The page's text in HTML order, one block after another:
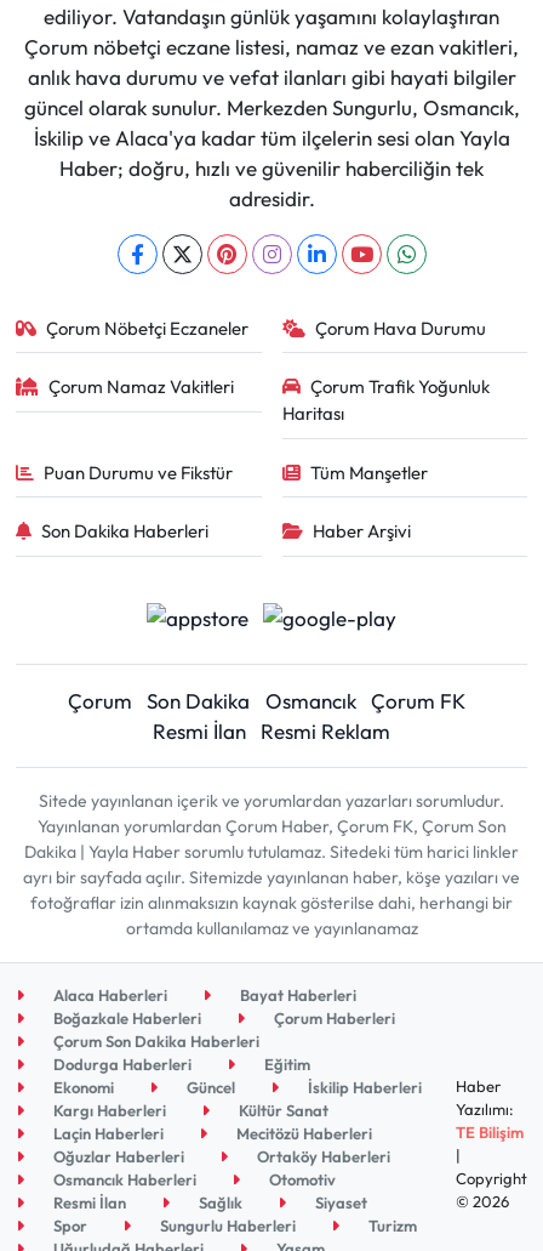
ediliyor. Vatandaşın günlük yaşamını kolaylaştıran
Çorum nöbetçi eczane listesi, namaz ve ezan vakitleri,
anlık hava durumu ve vefat ilanları gibi hayati bilgiler
güncel olarak sunulur. Merkezden Sungurlu, Osmancık,
İskilip ve Alaca'ya kadar tüm ilçelerin sesi olan Yayla
Haber; doğru, hızlı ve güvenilir haberciliğin tek
adresidir.
Çorum Nöbetçi Eczaneler Çorum Hava Durumu
Çorum Namaz Vakitleri
Çorum Trafik Yoğunluk
Haritası
Puan Durumu ve Fikstür Tüm Manşetler
Son Dakika Haberleri Haber Arşivi
Çorum Son Dakika Osmancık Çorum FK
Resmi İlan
Resmi Reklam
Sitede yayınlanan içerik ve yorumlardan yazarları sorumludur.
Yayınlanan yorumlardan Çorum Haber, Çorum FK, Çorum Son
Dakika | Yayla Haber sorumlu tutulamaz. Sitedeki tüm harici linkler
ayrı bir sayfada açılır. Sitemizde yayınlanan haber, köşe yazıları ve
fotoğraflar izin alınmaksızın kaynak gösterilse dahi, herhangi bir
ortamda kullanılamaz ve yayınlanamaz
Alaca Haberleri
Bayat Haberleri
Boğazkale Haberleri
Çorum Haberleri
Çorum Son Dakika Haberleri
Dodurga Haberleri
Eğitim
Ekonomi
Güncel
İskilip Haberleri
Kargı Haberleri
Kültür Sanat
Laçin Haberleri
Mecitözü Haberleri
Oğuzlar Haberleri
Ortaköy Haberleri
Osmancık Haberleri
Otomotiv
Resmi İlan
Sağlık
Siyaset
Spor
Sungurlu Haberleri
Turizm
Haber
Yazılımı:
TE Bilişim
|
Copyright
© 2026